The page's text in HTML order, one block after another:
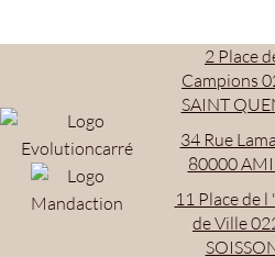
2 Place
Campions
SAINT
34 Rue
80000
11 Place de
de Ville